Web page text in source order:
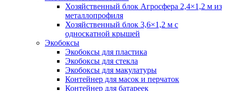
Хозяйственный блок Агросфера 2,4×1,2 м из
металлопрофиля
Хозяйственный блок 3,6×1,2 м с
односкатной крышей
Экобоксы
Экобоксы для пластика
Экобоксы для стекла
Экобоксы для макулатуры
Контейнер для масок и перчаток
Контейнер для батареек